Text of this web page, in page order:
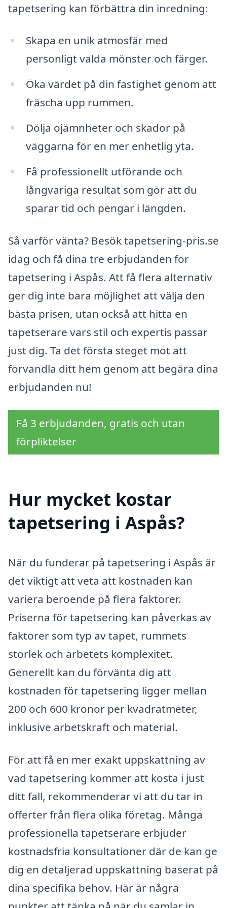
tapetsering kan förbättra din inredning:
Skapa en unik atmosfär med
personligt valda mönster och färger.
Öka värdet på din fastighet genom att
fräscha upp rummen.
Dölja ojämnheter och skador på
väggarna för en mer enhetlig yta.
Få professionellt utförande och
långvariga resultat som gör att du
sparar tid och pengar i längden.
Så varför vänta? Besök tapetsering-pris.se
idag och få dina tre erbjudanden för
tapetsering i Aspås. Att få flera alternativ
ger dig inte bara möjlighet att välja den
bästa prisen, utan också att hitta en
tapetserare vars stil och expertis passar
just dig. Ta det första steget mot att
förvandla ditt hem genom att begära dina
erbjudanden nu!
Få 3 erbjudanden, gratis och utan
förpliktelser
Hur mycket kostar
tapetsering i Aspås?
När du funderar på tapetsering i Aspås är
det viktigt att veta att kostnaden kan
variera beroende på flera faktorer.
Priserna för tapetsering kan påverkas av
faktorer som typ av tapet, rummets
storlek och arbetets komplexitet.
Generellt kan du förvänta dig att
kostnaden för tapetsering ligger mellan
200 och 600 kronor per kvadratmeter,
inklusive arbetskraft och material.
För att få en mer exakt uppskattning av
vad tapetsering kommer att kosta i just
ditt fall, rekommenderar vi att du tar in
offerter från flera olika företag. Många
professionella tapetserare erbjuder
kostnadsfria konsultationer där de kan ge
dig en detaljerad uppskattning baserat på
dina specifika behov. Här är några